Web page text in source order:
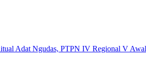
Ngudas, PTPN IV Regional V Awali